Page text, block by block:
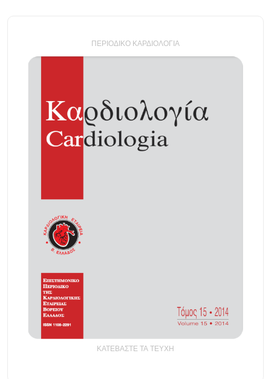
ΠΕΡΙΟΔΙΚΌ ΚΑΡΔΙΟΛΟΓΊΑ
ΚΑΤΕΒΑΣΤΕ ΤΑ ΤΕΥΧΗ